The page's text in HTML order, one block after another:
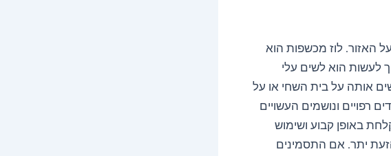
האזור. לוז מכשפות הוא
לעשות הוא לשים עלי
אותה על בית השחי או על
רפויים ונושמים העשויים
באופן קבוע ושימוש
יתר. אם התסמינים